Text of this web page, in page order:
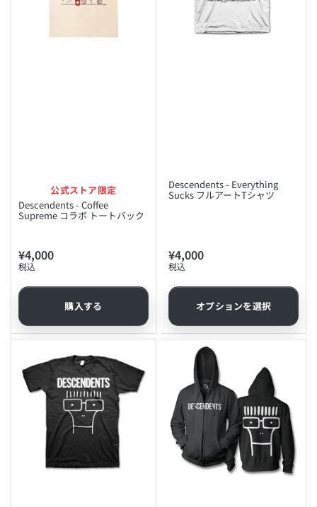
公式ストア限定
Descendents - Coffee
Supreme コラボ トートバック
通
常
価
¥4,000
税込
購入する
Descendents - Everything
Sucks フルアートTシャツ
通
常
価
¥4,000
税込
オプションを選択